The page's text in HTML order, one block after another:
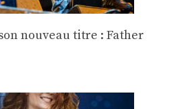
nouveau titre : Father